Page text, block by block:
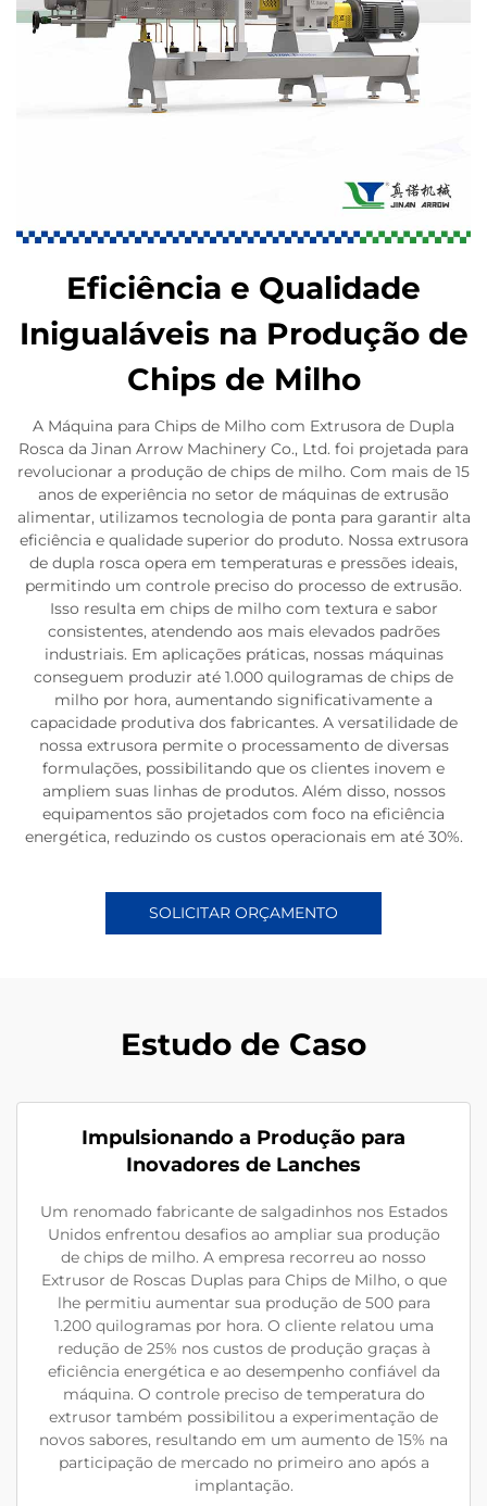
Eficiência e Qualidade
Inigualáveis na Produção de
Chips de Milho
A Máquina para Chips de Milho com Extrusora de Dupla
Rosca da Jinan Arrow Machinery Co., Ltd. foi projetada para
revolucionar a produção de chips de milho. Com mais de 15
anos de experiência no setor de máquinas de extrusão
alimentar, utilizamos tecnologia de ponta para garantir alta
eficiência e qualidade superior do produto. Nossa extrusora
de dupla rosca opera em temperaturas e pressões ideais,
permitindo um controle preciso do processo de extrusão.
Isso resulta em chips de milho com textura e sabor
consistentes, atendendo aos mais elevados padrões
industriais. Em aplicações práticas, nossas máquinas
conseguem produzir até 1.000 quilogramas de chips de
milho por hora, aumentando significativamente a
capacidade produtiva dos fabricantes. A versatilidade de
nossa extrusora permite o processamento de diversas
formulações, possibilitando que os clientes inovem e
ampliem suas linhas de produtos. Além disso, nossos
equipamentos são projetados com foco na eficiência
energética, reduzindo os custos operacionais em até 30%.
SOLICITAR ORÇAMENTO
Estudo de Caso
Impulsionando a Produção para
Inovadores de Lanches
Um renomado fabricante de salgadinhos nos Estados
Unidos enfrentou desafios ao ampliar sua produção
de chips de milho. A empresa recorreu ao nosso
Extrusor de Roscas Duplas para Chips de Milho, o que
lhe permitiu aumentar sua produção de 500 para
1.200 quilogramas por hora. O cliente relatou uma
redução de 25% nos custos de produção graças à
eficiência energética e ao desempenho confiável da
máquina. O controle preciso de temperatura do
extrusor também possibilitou a experimentação de
novos sabores, resultando em um aumento de 15% na
participação de mercado no primeiro ano após a
implantação.